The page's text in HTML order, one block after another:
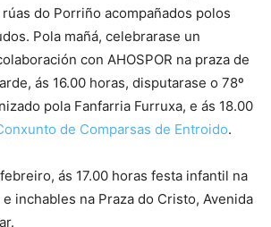
do Porriño acompañados polos
Pola mañá, celebrarase un
con AHOSPOR na praza de
ás 16.00 horas, disputarase o 78º
pola Fanfarria Furruxa, e ás 18.00
de Comparsas de Entroido.
ás 17.00 horas festa infantil na
inchables na Praza do Cristo, Avenida